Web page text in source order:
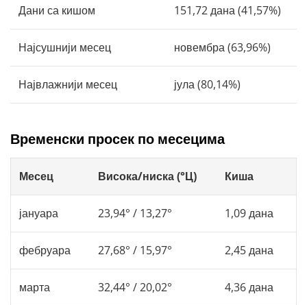
Дани са кишом 151,72 дана (41,57%)
Најсушнији месец новембра (63,96%)
Највлажнији месец јула (80,14%)
Временски просек по месецима
Месец Висока/ниска (°Ц) Киша
јануара 23,94° / 13,27° 1,09 дана
фебруара 27,68° / 15,97° 2,45 дана
марта 32,44° / 20,02° 4,36 дана